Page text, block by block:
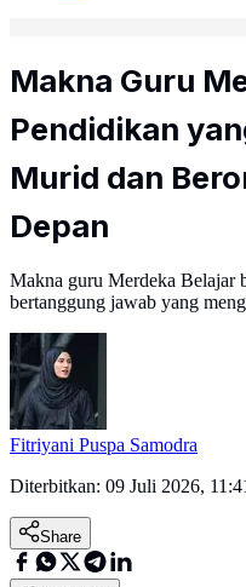
Makna Guru
Pendidikan
Murid dan
Depan
Makna guru Merdeka Belajar
bertanggung jawab yang
Fitriyani Puspa Samodra
Diterbitkan: 09 Juli 2026,
Share